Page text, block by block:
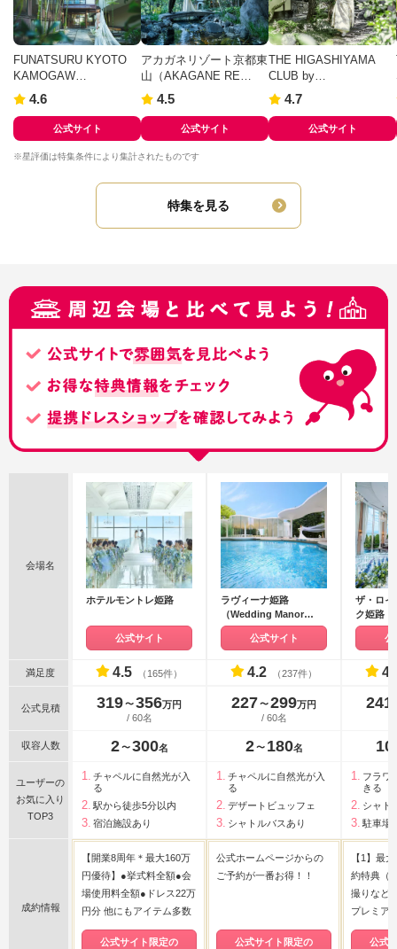
FUNATSURU KYOTO
KAMOGAW…
4.6
公式サイト
アカガネリゾート京都東
山（AKAGANE RE…
4.5
公式サイト
THE HIGASHIYAMA
CLUB by…
4.7
公式サイト
※星評価は特集条件により集計されたものです
特集を見る
会場名
ホテルモントレ姫路
公式サイト
ラヴィーナ姫路
（Wedding Manor
House La Viena
Himeji）公式サイト
ザ・ロイ
ク姫路
公
満足度 4.5 （165件） 4.2 （237件）
公式見積 319〜356万円
/ 60名
227〜299万円
/ 60名
241
収容人数 2 〜 300名 2 〜 180名 10
ユーザーの
お気に入り
TOP3
チャペルに自然光が入
る
駅から徒歩5分以内
宿泊施設あり
チャペルに自然光が入
る
デザートビュッフェ
シャトルバスあり
フラワ
きる
シャト
駐車場
成約情報
【開業8周年＊最大160万
円優待】●挙式料全額●会
場使用料全額●ドレス22万
円分 他にもアイテム多数
公式サイト限定の
公式ホームページからの
ご予約が一番お得！！
公式サイト限定の
【1】最
約特典（
撮りなど
プレミア
公式